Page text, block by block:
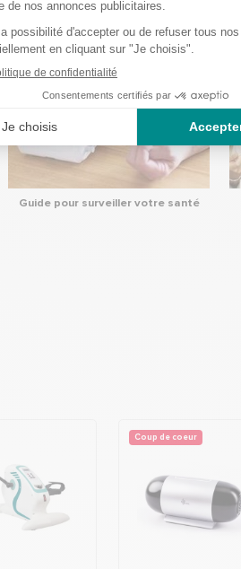
Guide pour surveiller votre santé
Coup de coeur